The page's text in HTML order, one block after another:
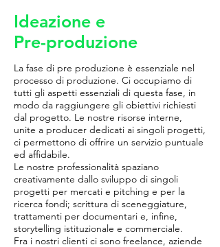
Ideazione e
Pre-produzione
La fase di pre produzione è essenziale nel
processo di produzione. Ci occupiamo di
tutti gli aspetti essenziali di questa fase, in
modo da raggiungere gli obiettivi richiesti
dal progetto. Le nostre risorse interne,
unite a producer dedicati ai singoli progetti,
ci permettono di offrire un servizio puntuale
ed affidabile.
Le nostre professionalità spaziano
creativamente dallo sviluppo di singoli
progetti per mercati e pitching e per la
ricerca fondi; scrittura di sceneggiature,
trattamenti per documentari e, infine,
storytelling istituzionale e commerciale.
Fra i nostri clienti ci sono freelance, aziende